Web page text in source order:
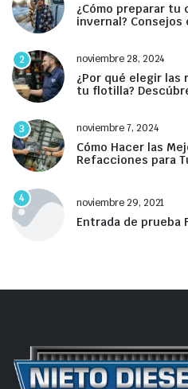
¿Cómo preparar tu
invernal? Consejos
2 noviembre 28, 2024
¿Por qué elegir
tu flotilla?
3 noviembre 7, 2024
Cómo Hacer las
Refacciones para
4 noviembre 29, 2021
Entrada de prueba